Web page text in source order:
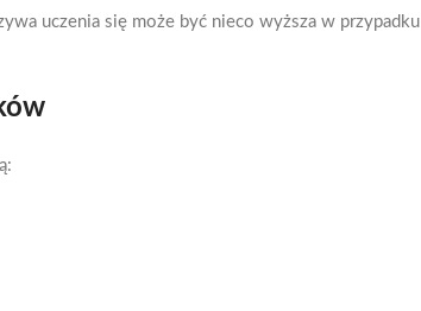
uczenia się może być nieco wyższa w przypadku